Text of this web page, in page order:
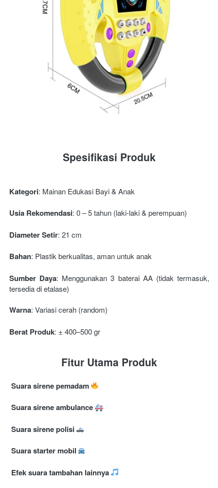
Spesifikasi Produk
Kategori: Mainan Edukasi Bayi & Anak
Usia Rekomendasi: 0 – 5 tahun (laki-laki & perempuan)
Diameter Setir: 21 cm
Bahan: Plastik berkualitas, aman untuk anak
Sumber Daya: Menggunakan 3 baterai AA (tidak termasuk,
tersedia di etalase)
Warna: Variasi cerah (random)
Berat Produk: ± 400–500 gr
Fitur Utama Produk
Suara sirene pemadam
Suara sirene ambulance
Suara sirene polisi
Suara starter mobil
Efek suara tambahan lainnya